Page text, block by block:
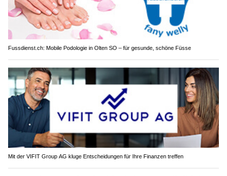
Fussdienst.ch: Mobile Podologie in Olten SO – für gesunde, schöne Füsse
Mit der VIFIT Group AG kluge Entscheidungen für Ihre Finanzen treffen